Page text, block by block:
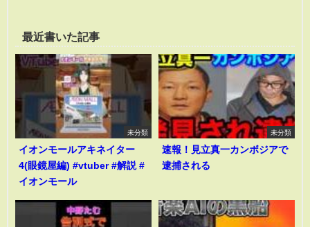
最近書いた記事
未分類
イオンモールアキネイター
4(眼鏡屋編) #vtuber #解説 #
イオンモール
未分類
速報！見立真一カンボジアで
逮捕される